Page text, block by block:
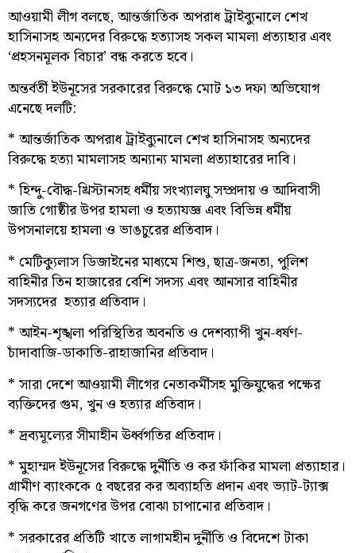
আওয়ামী লীগ বলছে, আন্তর্জাতিক অপরাধ ট্রাইব্যুনালে শেখ
হাসিনাসহ অন্যদের বিরুদ্ধে হত্যাসহ সকল মামলা প্রত্যাহার এবং
‘প্রহসনমূলক বিচার’ বন্ধ করতে হবে।
অন্তর্বর্তী ইউনূসের সরকারের বিরুদ্ধে মোট ১৩ দফা অভিযোগ
এনেছে দলটি:
* আন্তর্জাতিক অপরাধ ট্রাইব্যুনালে শেখ হাসিনাসহ অন্যদের
বিরুদ্ধে হত্যা মামলাসহ অন্যান্য মামলা প্রত্যাহারের দাবি।
* হিন্দু-বৌদ্ধ-খ্রিস্টানসহ ধর্মীয় সংখ্যালঘু সম্প্রদায় ও আদিবাসী
জাতি গোষ্ঠীর উপর হামলা ও হত্যাযজ্ঞ এবং বিভিন্ন ধর্মীয়
উপসনালয়ে হামলা ও ভাঙচুরের প্রতিবাদ।
* মেটিক্যুলাস ডিজাইনের মাধ্যমে শিশু, ছাত্র-জনতা, পুলিশ
বাহিনীর তিন হাজারের বেশি সদস্য এবং আনসার বাহিনীর
সদস্যদের হত্যার প্রতিবাদ।
* আইন-শৃঙ্খলা পরিস্থিতির অবনতি ও দেশব্যাপী খুন-ধর্ষণ-
চাঁদাবাজি-ডাকাতি-রাহাজানির প্রতিবাদ।
* সারা দেশে আওয়ামী লীগের নেতাকর্মীসহ মুক্তিযুদ্ধের পক্ষের
ব্যক্তিদের গুম, খুন ও হত্যার প্রতিবাদ।
* দ্রব্যমূল্যের সীমাহীন ঊর্ধ্বগতির প্রতিবাদ।
* মুহাম্মদ ইউনূসের বিরুদ্ধে দুর্নীতি ও কর ফাঁকির মামলা প্রত্যাহার।
গ্রামীণ ব্যাংককে ৫ বছরের কর অব্যাহতি প্রদান এবং ভ্যাট-ট্যাক্স
বৃদ্ধি করে জনগণের উপর বোঝা চাপানোর প্রতিবাদ।
* সরকারের প্রতিটি খাতে লাগামহীন দুর্নীতি ও বিদেশে টাকা